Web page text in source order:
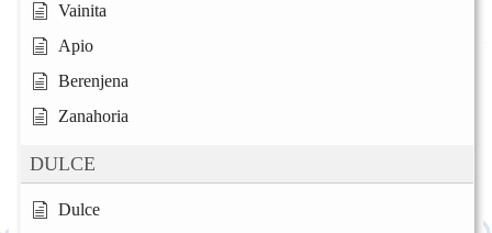
Vainita
Apio
Berenjena
Zanahoria
DULCE
Dulce